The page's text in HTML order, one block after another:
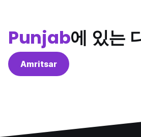
Punjab에 있는
Amritsar